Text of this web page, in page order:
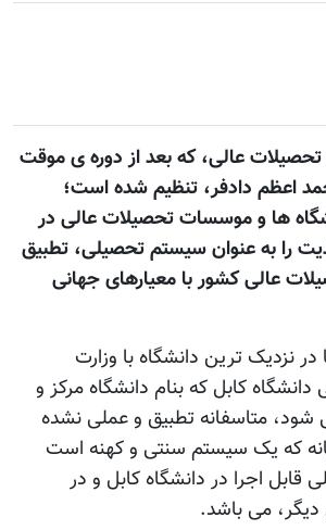
عالی، که بعد از دوره ی موقت
اعظم دادفر، تنظیم شده است؛
ها و موسسات تحصیلات عالی در
را به عنوان سیستم تحصیلی، تطبیق
عالی کشور با معیارهای جهانی
نزدیک ترین دانشگاه با وزارت
کابل که بنام دانشگاه مرکز و
شود، متاسفانه تطبیق و عملی نشده
که یک سیستم سنتی و کهنه است
اجرا در دانشگاه کابل و در
دیگر، می باشد.